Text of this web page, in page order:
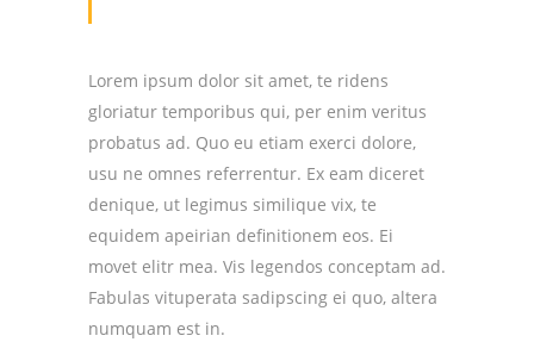
Lorem ipsum dolor sit amet, te ridens
gloriatur temporibus qui, per enim veritus
probatus ad. Quo eu etiam exerci dolore,
usu ne omnes referrentur. Ex eam diceret
denique, ut legimus similique vix, te
equidem apeirian definitionem eos. Ei
movet elitr mea. Vis legendos conceptam ad.
Fabulas vituperata sadipscing ei quo, altera
numquam est in.